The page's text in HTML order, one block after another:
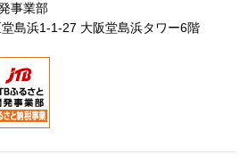
事業部
島浜1-1-27 大阪堂島浜タワー6階